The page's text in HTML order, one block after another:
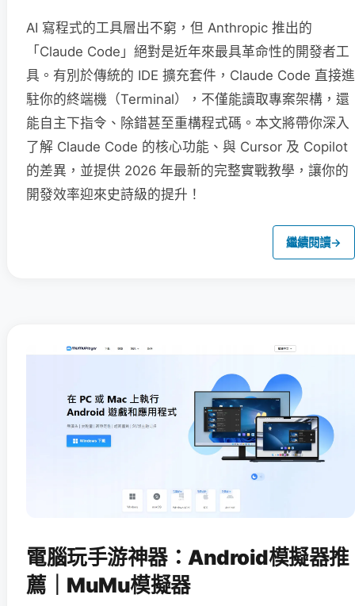
AI 寫程式的工具層出不窮，但 Anthropic 推出的
「Claude Code」絕對是近年來最具革命性的開發者工
具。有別於傳統的 IDE 擴充套件，Claude Code 直接進
駐你的終端機（Terminal），不僅能讀取專案架構，還
能自主下指令、除錯甚至重構程式碼。本文將帶你深入
了解 Claude Code 的核心功能、與 Cursor 及 Copilot
的差異，並提供 2026 年最新的完整實戰教學，讓你的
開發效率迎來史詩級的提升！
繼續閱讀→
電腦玩手游神器：Android模擬器推
薦｜MuMu模擬器